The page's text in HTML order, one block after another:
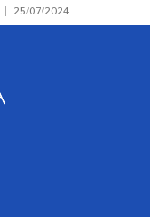
25/07/2024